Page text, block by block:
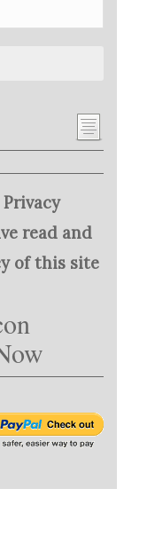
read and
of this site